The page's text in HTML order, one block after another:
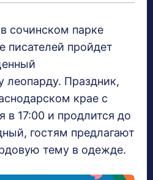
сочинском парке
писателей пройдет
леопарду. Праздник,
крае с
в 17:00 и продлится до
гостям предлагают
тему в одежде.